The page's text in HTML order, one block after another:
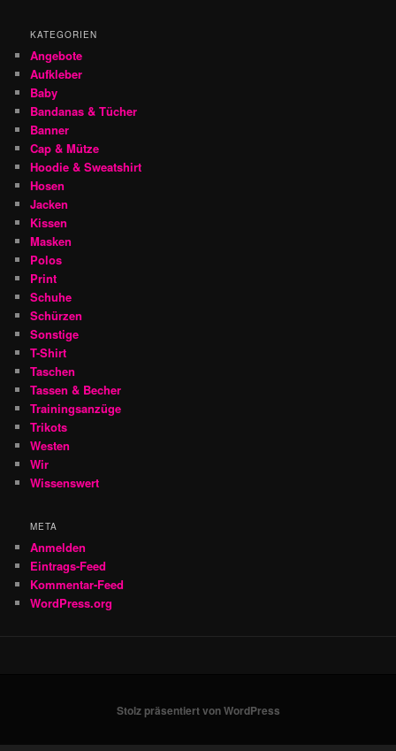
KATEGORIEN
Angebote
Aufkleber
Baby
Bandanas & Tücher
Banner
Cap & Mütze
Hoodie & Sweatshirt
Hosen
Jacken
Kissen
Masken
Polos
Print
Schuhe
Schürzen
Sonstige
T-Shirt
Taschen
Tassen & Becher
Trainingsanzüge
Trikots
Westen
Wir
Wissenswert
META
Anmelden
Eintrags-Feed
Kommentar-Feed
WordPress.org
Stolz präsentiert von WordPress